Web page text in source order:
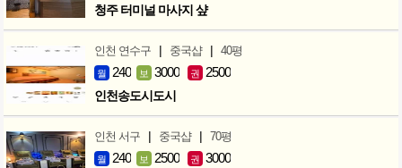
청주 터미널 마사지 샾
인천 연수구 | 중국샵 | 40평
월 240 보 3000 권 2500
인천송도시도시
인천 서구 | 중국샵 | 70평
월 240 보 2500 권 3000